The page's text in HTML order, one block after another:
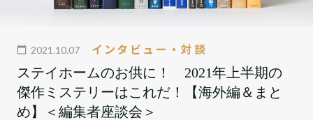
2021.10.07 インタビュー・対談
ステイホームのお供に！ 2021年上半期の
傑作ミステリーはこれだ！【海外編＆まと
め】＜編集者座談会＞